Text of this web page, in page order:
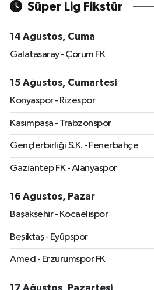
Süper Lig Fikstür
14 Ağustos, Cuma
Galatasaray - Çorum FK
15 Ağustos, Cumartesi
Konyaspor - Rizespor
Kasımpaşa - Trabzonspor
Gençlerbirliği S.K. - Fenerbahçe
Gaziantep FK - Alanyaspor
16 Ağustos, Pazar
Başakşehir - Kocaelispor
Beşiktaş - Eyüpspor
Amed - Erzurumspor FK
17 Ağustos, Pazartesi